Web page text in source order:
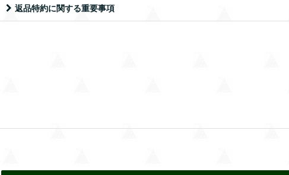
返品特約に関する重要事項